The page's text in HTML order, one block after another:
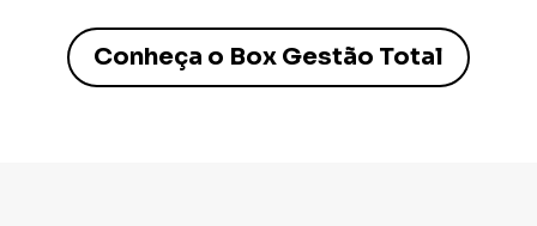
Conheça o Box Gestão Total